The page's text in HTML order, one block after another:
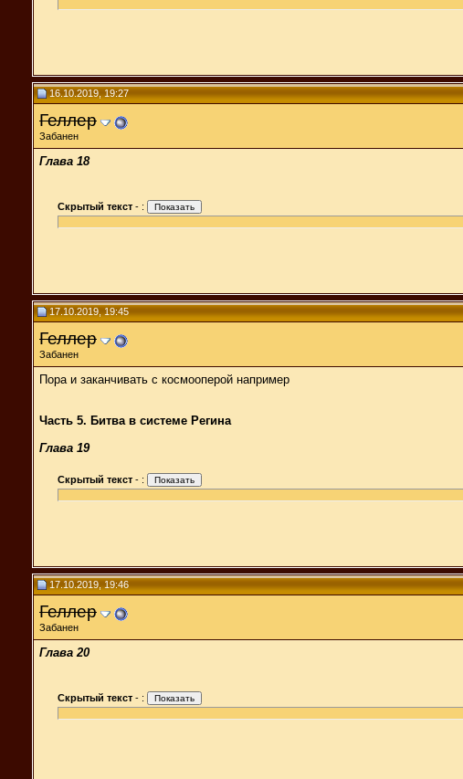
16.10.2019, 19:27
Геллер
Забанен
Глава 18
Скрытый текст - :
17.10.2019, 19:45
Геллер
Забанен
Пора и заканчивать с космооперой например
Часть 5. Битва в системе Регина
Глава 19
Скрытый текст - :
17.10.2019, 19:46
Геллер
Забанен
Глава 20
Скрытый текст - :